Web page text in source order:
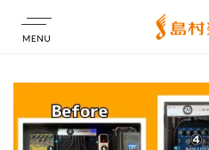
店舗情報